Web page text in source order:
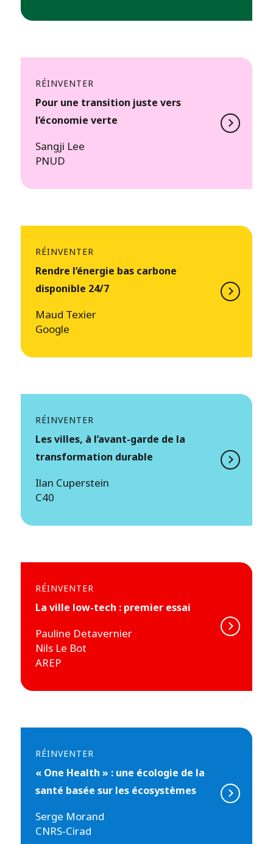
RÉINVENTER
Pour une transition juste vers
l’économie verte
Sangji Lee
PNUD
RÉINVENTER
Rendre l’énergie bas carbone
disponible 24/7
Maud Texier
Google
RÉINVENTER
Les villes, à l’avant-garde de la
transformation durable
Ilan Cuperstein
C40
RÉINVENTER
La ville low-tech : premier essai
Pauline Detavernier
Nils Le Bot
AREP
RÉINVENTER
« One Health » : une écologie de la
santé basée sur les écosystèmes
Serge Morand
CNRS-Cirad